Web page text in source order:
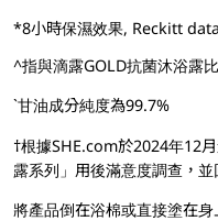
*8小時保濕效果, Reckitt
^指與滴露GOLD抗菌沐浴露
`甘油成分純度為99.7%
†根據SHE.com於2024年12
露系列」用後滿意度調查，
將產品倒在浴棉或直接塗在